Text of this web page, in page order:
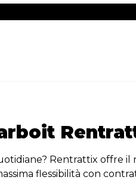
Rentrattix offre
flessibilità con